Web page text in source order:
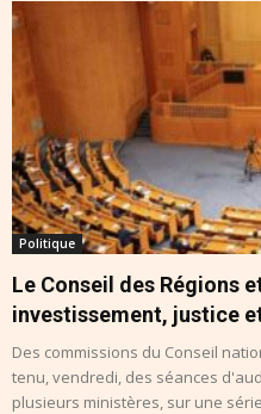
Politique
Le Conseil des Régions
investissement, justice
Des commissions du Conseil
tenu, vendredi, des séances
plusieurs ministères, sur une